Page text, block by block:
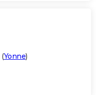
(Yonne)